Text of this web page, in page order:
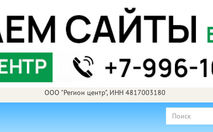
ООО "Регион центр", ИНН 4817003180